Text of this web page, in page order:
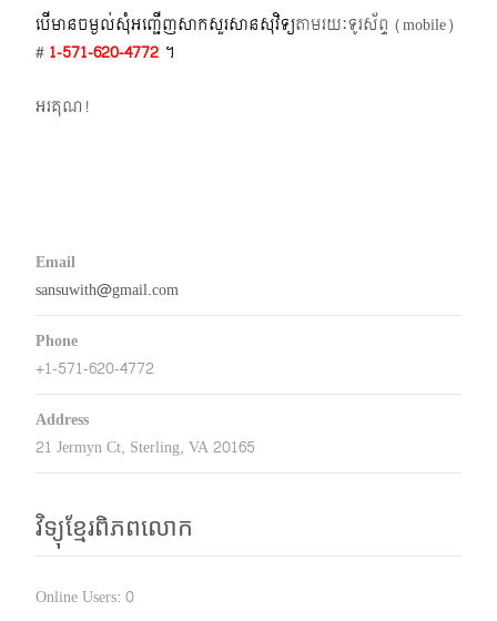
បើមានចម្ងល់​សុំអញ្ជើញសាកសួរសានសុវិទ្យតាមរយៈទូរស័ព្ទ​ (mobile)​
# 1-571-620-4772​ ។
អរគុណ!
Email
sansuwith@gmail.com
Phone
+1-571-620-4772
Address
21 Jermyn Ct, Sterling, VA 20165
វិទ្យុខ្មែរពិភពលោក
Online Users: 0